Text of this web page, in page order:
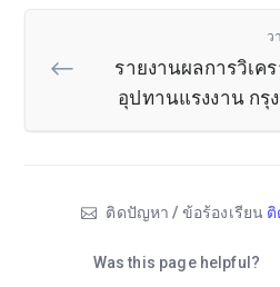
ว
รายงานผลการวิเค
อุปทานแรงงาน กรุ
ติดปัญหา / ข้อร้องเรียน ติ
Was this page helpful?